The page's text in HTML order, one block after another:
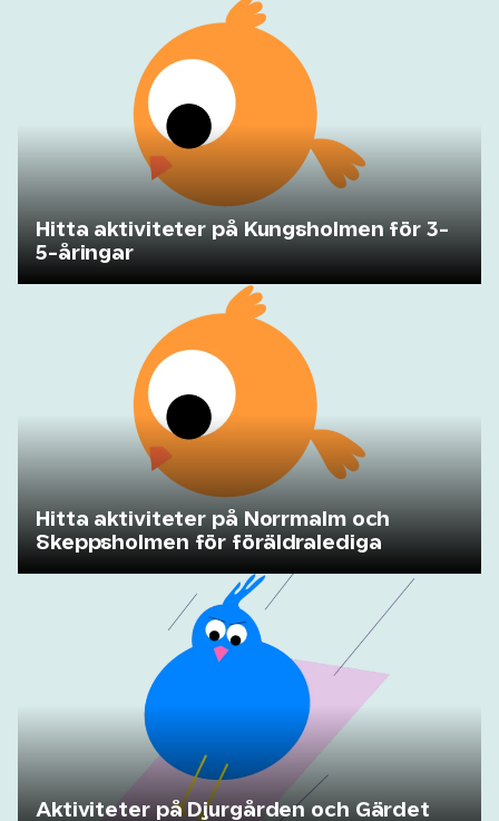
Hitta aktiviteter på Kungsholmen för 3-
5-åringar
Hitta aktiviteter på Norrmalm och
Skeppsholmen för föräldralediga
Aktiviteter på Djurgården och Gärdet